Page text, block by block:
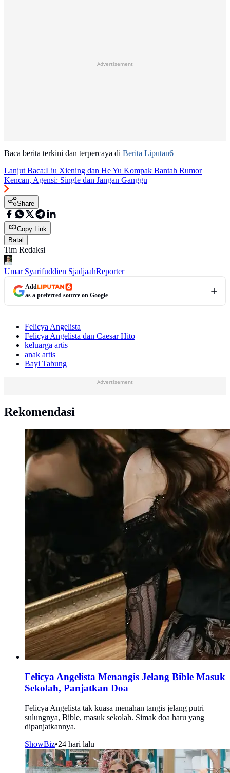
Advertisement
Baca berita terkini dan terpercaya di Berita Liputan6
Lanjut Baca:Liu Xiening dan He Yu Kompak Bantah Rumor
Kencan, Agensi: Single dan Jangan Ganggu
Share
Copy Link
Batal
Tim Redaksi
Umar Syarifuddien SjadjaahReporter
Add
as a preferred source on Google
Felicya Angelista
Felicya Angelista dan Caesar Hito
keluarga artis
anak artis
Bayi Tabung
Advertisement
Rekomendasi
Felicya Angelista Menangis Jelang Bible Masuk
Sekolah, Panjatkan Doa
Felicya Angelista tak kuasa menahan tangis jelang putri
sulungnya, Bible, masuk sekolah. Simak doa haru yang
dipanjatkannya.
ShowBiz•24 hari lalu